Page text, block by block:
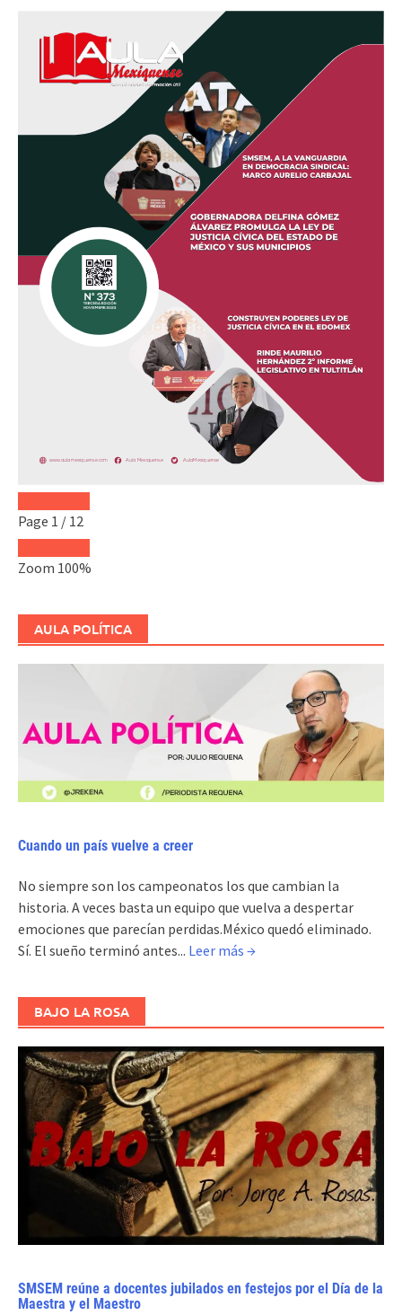
Page 1 / 12
Zoom 100%
AULA POLÍTICA
Cuando un país vuelve a creer
No siempre son los campeonatos los que cambian la
historia. A veces basta un equipo que vuelva a despertar
emociones que parecían perdidas.México quedó eliminado.
Sí. El sueño terminó antes... Leer más →
BAJO LA ROSA
SMSEM reúne a docentes jubilados en festejos por el Día de la
Maestra y el Maestro